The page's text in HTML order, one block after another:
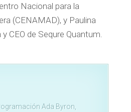
Nacional para la
(CENAMAD), y Paulina
CEO de Sequre Quantum.
Ada Byron,